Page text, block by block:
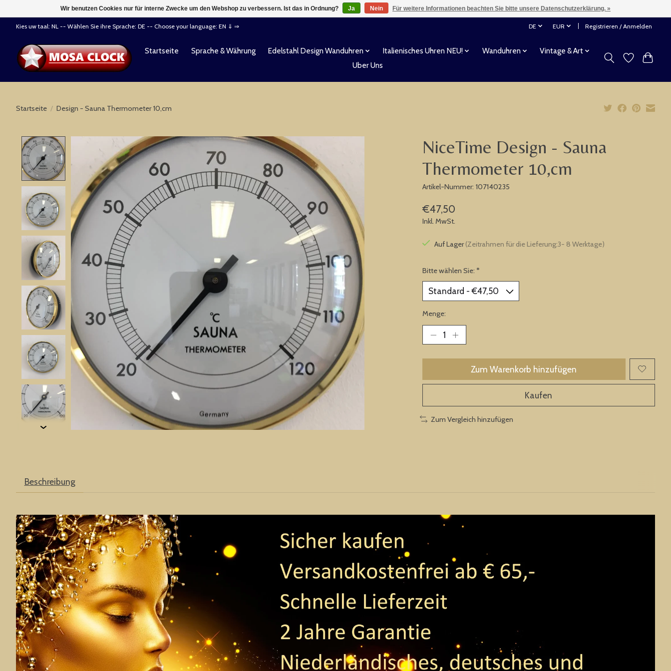
Kies uw taal: NL -- Wählen Sie ihre Sprache: DE -- Choose your language: EN ⇓ ⇒ DE EUR Registrieren / Anmelden
Startseite Sprache & Währung Edelstahl Design Wanduhren Italienisches Uhren NEU! Wanduhren
Vintage & Art
Uber Uns
Startseite / Design - Sauna Thermometer 10,cm
Product image slideshow Items
NiceTime Design - Sauna
Thermometer 10,cm
Artikel-Nummer: 107140235
€47,50
Inkl. MwSt.
Auf Lager(Zeitrahmen für die Lieferung:3- 8 Werktage)
Bitte wählen Sie: *
Menge:
Zum Warenkorb hinzufügen
Kaufen
Zum Vergleich hinzufügen
Beschreibung
Wir benutzen Cookies nur für interne Zwecke um den Webshop zu verbessern. Ist das in Ordnung? Ja Nein Für weitere Informationen beachten Sie bitte unsere Datenschutzerklärung. »